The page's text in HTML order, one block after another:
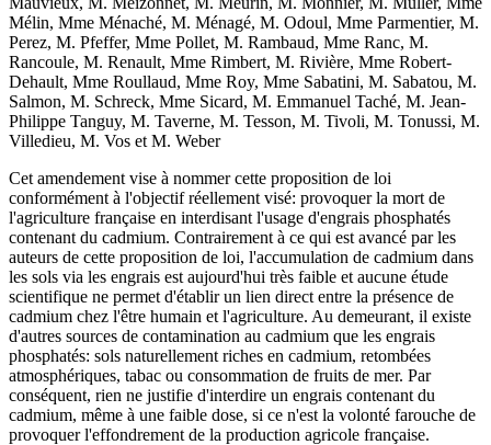
Mélin, Mme Ménaché, M. Ménagé, M. Odoul, Mme Parmentier, M.
Perez, M. Pfeffer, Mme Pollet, M. Rambaud, Mme Ranc, M.
Rancoule, M. Renault, Mme Rimbert, M. Rivière, Mme Robert-
Dehault, Mme Roullaud, Mme Roy, Mme Sabatini, M. Sabatou, M.
Salmon, M. Schreck, Mme Sicard, M. Emmanuel Taché, M. Jean-
Philippe Tanguy, M. Taverne, M. Tesson, M. Tivoli, M. Tonussi, M.
Villedieu, M. Vos et M. Weber
Cet amendement vise à nommer cette proposition de loi
conformément à l'objectif réellement visé: provoquer la mort de
l'agriculture française en interdisant l'usage d'engrais phosphatés
contenant du cadmium. Contrairement à ce qui est avancé par les
auteurs de cette proposition de loi, l'accumulation de cadmium dans
les sols via les engrais est aujourd'hui très faible et aucune étude
scientifique ne permet d'établir un lien direct entre la présence de
cadmium chez l'être humain et l'agriculture. Au demeurant, il existe
d'autres sources de contamination au cadmium que les engrais
phosphatés: sols naturellement riches en cadmium, retombées
atmosphériques, tabac ou consommation de fruits de mer. Par
conséquent, rien ne justifie d'interdire un engrais contenant du
cadmium, même à une faible dose, si ce n'est la volonté farouche de
provoquer l'effondrement de la production agricole française.